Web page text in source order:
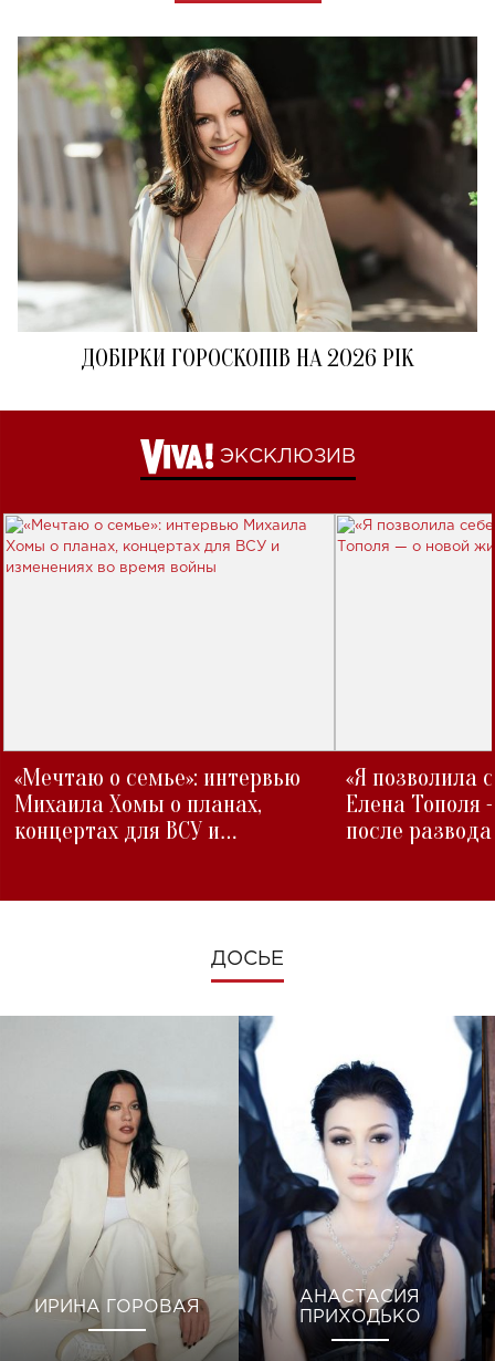
ДОБІРКИ ГОРОСКОПІВ НА 2026 РІК
ЭКСКЛЮЗИВ
«Мечтаю о семье»: интервью
Михаила Хомы о планах,
концертах для ВСУ и
«Я позволила
Елена Тополя
после развода
ДОСЬЕ
ИРИНА ГОРОВАЯ
АНАСТАСИЯ
ПРИХОДЬКО